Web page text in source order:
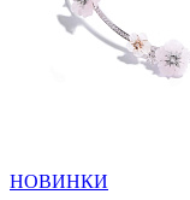
НОВИНКИ